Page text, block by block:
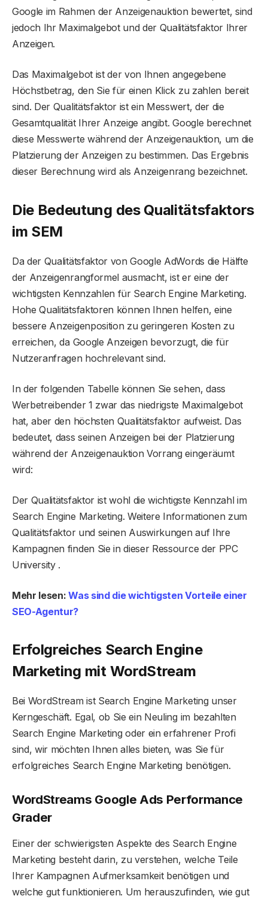
Google im Rahmen der Anzeigenauktion bewertet, sind
jedoch Ihr Maximalgebot und der Qualitätsfaktor Ihrer
Anzeigen.
Das Maximalgebot ist der von Ihnen angegebene
Höchstbetrag, den Sie für einen Klick zu zahlen bereit
sind. Der Qualitätsfaktor ist ein Messwert, der die
Gesamtqualität Ihrer Anzeige angibt. Google berechnet
diese Messwerte während der Anzeigenauktion, um die
Platzierung der Anzeigen zu bestimmen. Das Ergebnis
dieser Berechnung wird als Anzeigenrang bezeichnet.
Die Bedeutung des Qualitätsfaktors
im SEM
Da der Qualitätsfaktor von Google AdWords die Hälfte
der Anzeigenrangformel ausmacht, ist er eine der
wichtigsten Kennzahlen für Search Engine Marketing.
Hohe Qualitätsfaktoren können Ihnen helfen, eine
bessere Anzeigenposition zu geringeren Kosten zu
erreichen, da Google Anzeigen bevorzugt, die für
Nutzeranfragen hochrelevant sind.
In der folgenden Tabelle können Sie sehen, dass
Werbetreibender 1 zwar das niedrigste Maximalgebot
hat, aber den höchsten Qualitätsfaktor aufweist. Das
bedeutet, dass seinen Anzeigen bei der Platzierung
während der Anzeigenauktion Vorrang eingeräumt
wird:
Der Qualitätsfaktor ist wohl die wichtigste Kennzahl im
Search Engine Marketing. Weitere Informationen zum
Qualitätsfaktor und seinen Auswirkungen auf Ihre
Kampagnen finden Sie in dieser Ressource der PPC
University .
Mehr lesen:Was sind die wichtigsten Vorteile einer
SEO-Agentur?
Erfolgreiches Search Engine
Marketing mit WordStream
Bei WordStream ist Search Engine Marketing unser
Kerngeschäft. Egal, ob Sie ein Neuling im bezahlten
Search Engine Marketing oder ein erfahrener Profi
sind, wir möchten Ihnen alles bieten, was Sie für
erfolgreiches Search Engine Marketing benötigen.
WordStreams Google Ads Performance
Grader
Einer der schwierigsten Aspekte des Search Engine
Marketing besteht darin, zu verstehen, welche Teile
Ihrer Kampagnen Aufmerksamkeit benötigen und
welche gut funktionieren. Um herauszufinden, wie gut